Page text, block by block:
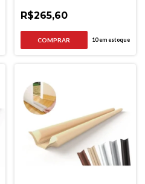
R$265,60
10em estoque